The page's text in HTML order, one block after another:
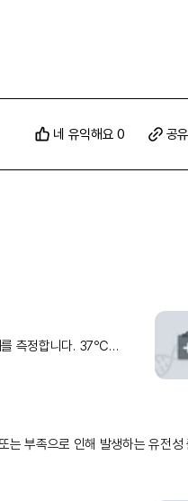
네 유익해요 0 공
측정합니다. 37℃
장을 배양한 후 대조군
는 부족으로 인해 발생하는 유전성
로 알려져 있으며, 자발적이거나